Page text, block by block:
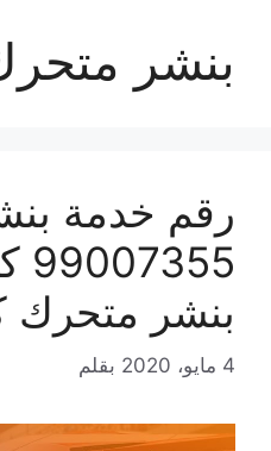
بنشر
رقم خدمة
بنشر متحرك
4 مايو، 2020 بقلم